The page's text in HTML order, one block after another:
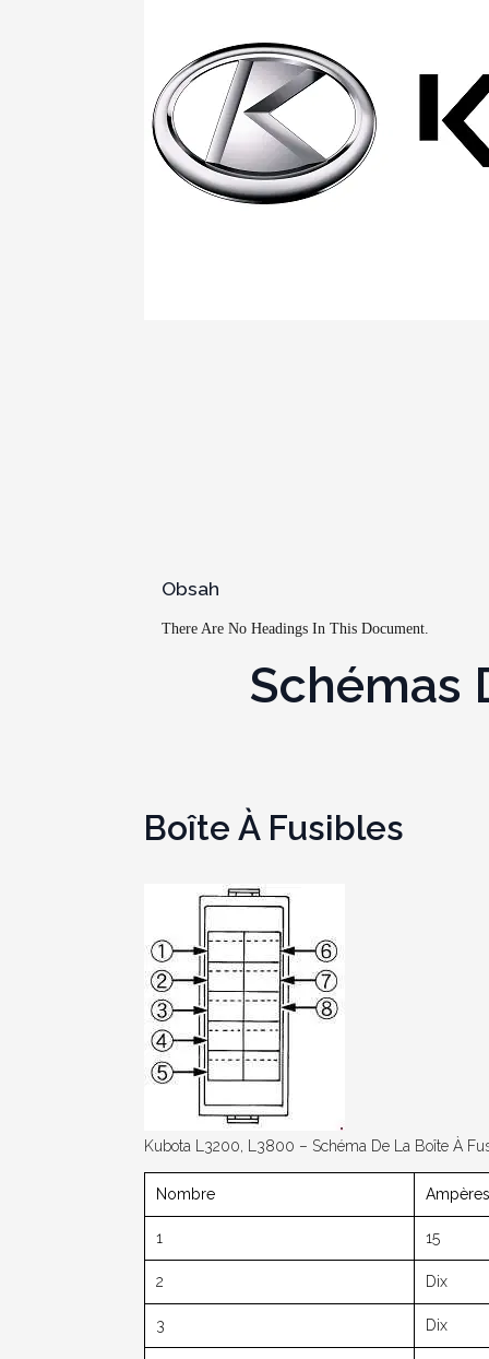
Obsah
There Are No Headings In This Document.
Schémas
Boîte À Fusibles
Kubota L3200, L3800 – Schéma De La Boîte À
Nombre
1 15
2 Dix
3 Dix